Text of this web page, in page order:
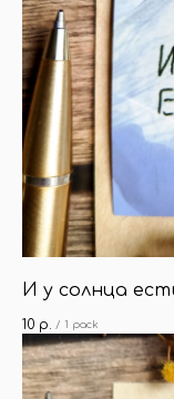
И у солнца
10 р. / 1 pack